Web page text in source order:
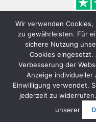
© FunShop Wien -
Datenschutzerklärung
Wir verwenden
zu gewährleisten. Für
sichere Nutzung
Cookies eingesetzt.
Verbesserung der
Anzeige
Einwilligung verwendet.
jederzeit zu
unserer